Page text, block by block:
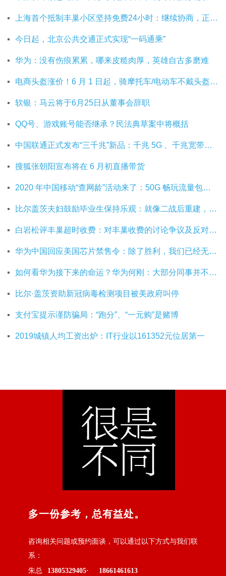
上海首个抵制丰巢小区坚持免费24小时：继续协商，正在自建快递中转站
今日起，北京公共交通正式实现“一码通乘”
华为：没有伤痕累累，哪来皮糙肉厚，英雄自古多磨难
电商头盔涨价！6 月 1 日起，骑摩托车/电动车不戴头盔将被严查
软银：马云将于6月25日从董事会辞职
QQ号、游戏账号能否继承？民法典草案中将概括
中国联通正式发布“三千兆”新品：千兆 5G 、千兆宽带及千兆 Wi-Fi
搜狐张朝阳宣布将在 6 月初直播带货
2020 年中国移动“查网龄”活动来了：50G 畅玩流量包，钻石勋章宽带提速至 1000 M
比尔盖茨夫妇鼓励毕业生保持乐观：就像二战后重建，你们将引领潮流
白岩松评丰巢超时收费：对丰巢收费的讨论争议及反对其实是件好事
华为中国回应美国芯片禁售令：除了胜利，我们已经无路可走
如何看华为接下来的命运？华为何刚：大部分同事并不悲观
比尔·盖茨资助新冠病毒检测项目被美政府叫停
支付宝提示谨防骗局：“跑分”、“一元购”是赌博
2019城镇人均工资出炉：IT行业以161352元位居第一
多一份参考，总有益处。
咨询相关问题或预约面谈，可以通过以下方式与我们联
系：
朱总
13805329405· 18661461613